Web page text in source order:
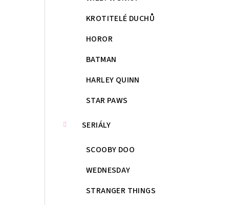
KROTITELÉ DUCHŮ
HOROR
BATMAN
HARLEY QUINN
STAR PAWS
SERIÁLY
SCOOBY DOO
WEDNESDAY
STRANGER THINGS